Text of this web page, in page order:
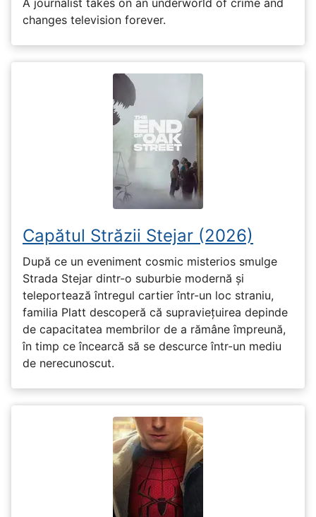
A journalist takes on an underworld of crime and
changes television forever.
Capătul Străzii Stejar (2026)
După ce un eveniment cosmic misterios smulge
Strada Stejar dintr-o suburbie modernă și
teleportează întregul cartier într-un loc straniu,
familia Platt descoperă că supraviețuirea depinde
de capacitatea membrilor de a rămâne împreună,
în timp ce încearcă să se descurce într-un mediu
de nerecunoscut.